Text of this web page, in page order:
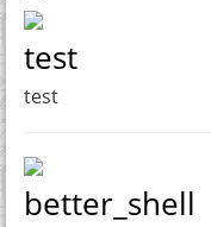
test
test
better_shell